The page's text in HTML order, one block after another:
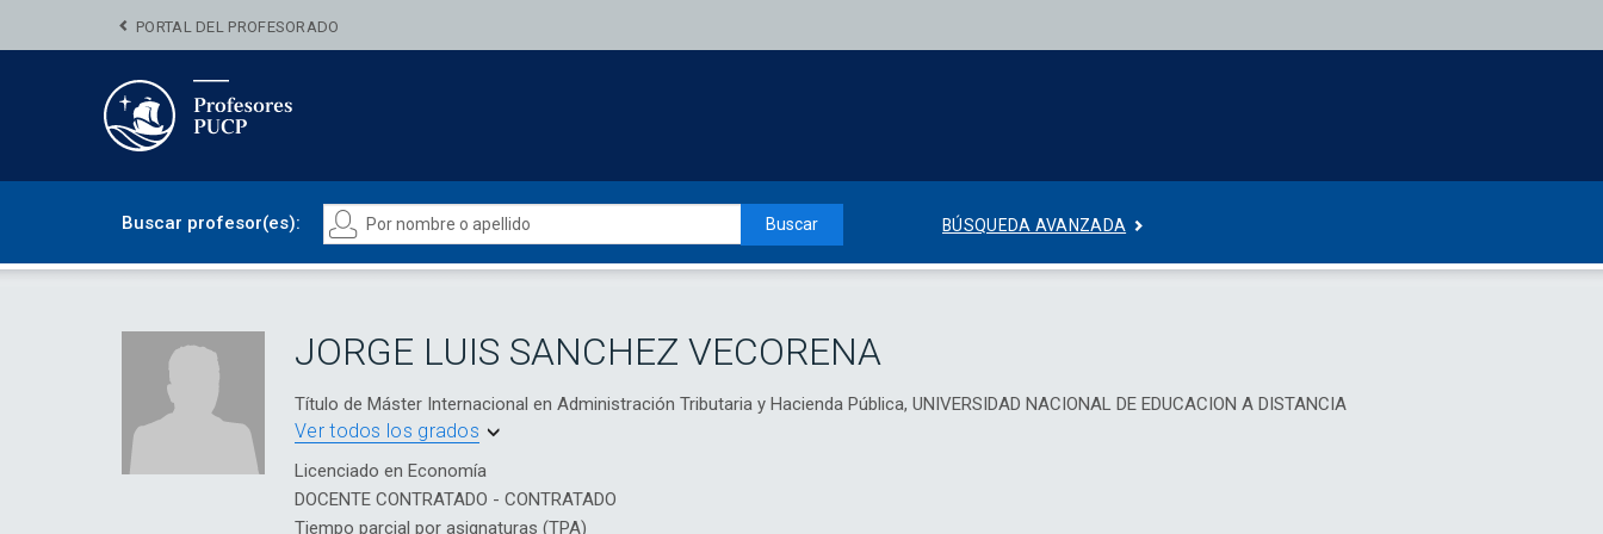
PORTAL DEL PROFESORADO
Buscar profesor(es): Buscar BÚSQUEDA AVANZADA
JORGE LUIS SANCHEZ VECORENA
Título de Máster Internacional en Administración Tributaria y Hacienda Pública, UNIVERSIDAD NACIONAL DE EDUCACION A DISTANCIA
Ver todos los grados
Licenciado en Economía
DOCENTE CONTRATADO - CONTRATADO
Tiempo parcial por asignaturas (TPA)